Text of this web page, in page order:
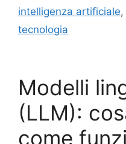
intelligenza artificiale,
tecnologia
Modelli
(LLM):
come